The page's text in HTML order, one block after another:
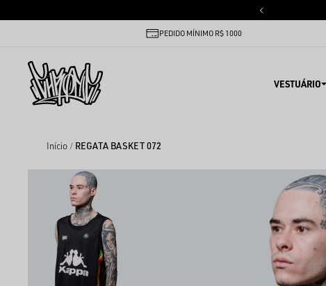
PEDIDO MÍNIMO R$ 1000
VESTUÁRIO
Início REGATA BASKET 072